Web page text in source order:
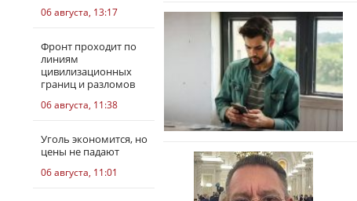
06 августа, 13:17
Фронт проходит по
линиям
цивилизационных
границ и разломов
06 августа, 11:38
Уголь экономится, но
цены не падают
06 августа, 11:01